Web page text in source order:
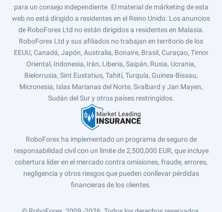
para un consejo independiente. El material de márketing de esta
web no está dirigido a residentes en el Reino Unido. Los anuncios
de RoboForex Ltd no están dirigidos a residentes en Malasia.
RoboForex Ltd y sus afiliados no trabajan en territorio de los
EEUU, Canadá, Japón, Australia, Bonaire, Brasil, Curaçao, Timor
Oriental, Indonesia, Irán, Liberia, Saipán, Rusia, Ucrania,
Bielorrusia, Sint Eustatius, Tahití, Turquía, Guinea-Bissau,
Micronesia, Islas Marianas del Norte, Svalbard y Jan Mayen,
Sudán del Sur y otros países restringidos.
RoboForex ha implementado un programa de seguro de
responsabilidad civil con un límite de 2,500,000 EUR, que incluye
cobertura líder en el mercado contra omisiones, fraude, errores,
negligencia y otros riesgos que pueden conllevar pérdidas
financieras de los clientes.